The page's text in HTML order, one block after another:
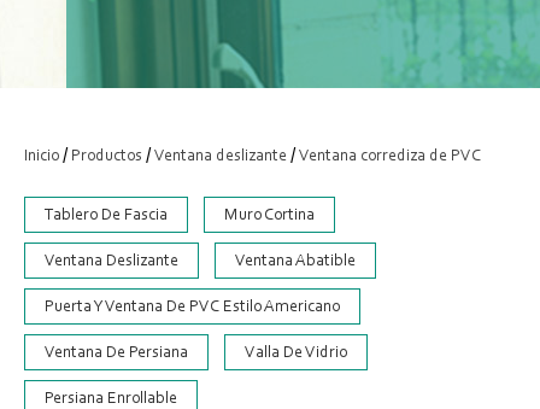
Inicio/Productos /Ventana deslizante /Ventana corrediza de PVC
Tablero De Fascia Muro Cortina
Ventana Deslizante Ventana Abatible
Puerta Y Ventana De PVC Estilo Americano
Ventana De Persiana Valla De Vidrio
Persiana Enrollable